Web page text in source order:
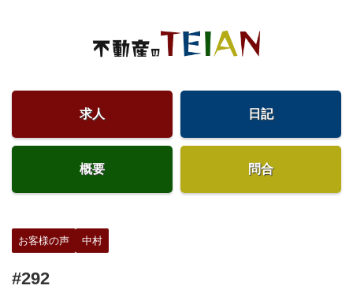
求人 日記
概要 問合
お客様の声 中村
#292